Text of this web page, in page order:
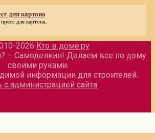
для картона
для картона.
2026 Кто в доме.ру.
– Самоделкин! Делаем все по дому
своими руками.
информации для строителей.
с администрацией сайта